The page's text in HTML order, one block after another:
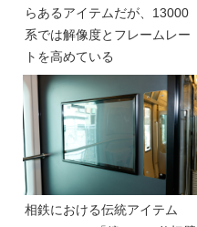
らあるアイテムだが、13000
系では解像度とフレームレー
トを高めている
相鉄における伝統アイテム